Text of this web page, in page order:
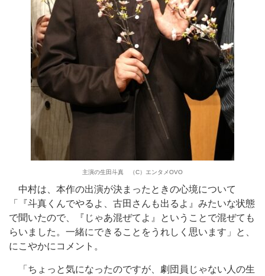
主演の生田斗真 （C）エンタメOVO
中村は、本作の出演が決まったときの心境について
「『斗真くんでやるよ、古田さんも出るよ』みたいな状態
で聞いたので、『じゃあ混ぜてよ』ということで混ぜても
らいました。一緒にできることをうれしく思います」と、
にこやかにコメント。
「ちょっと気になったのですが、劇団員じゃない人の生